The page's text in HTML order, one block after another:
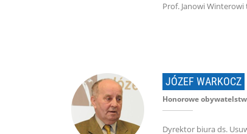
Prof. Janowi
JÓZEF WARKOCZ
Honorowe
Dyrektor biura ds.